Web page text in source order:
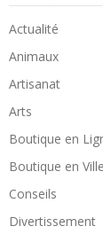
Actualité
Animaux
Artisanat
Arts
Boutique en
Boutique en Ville
Conseils
Divertissement